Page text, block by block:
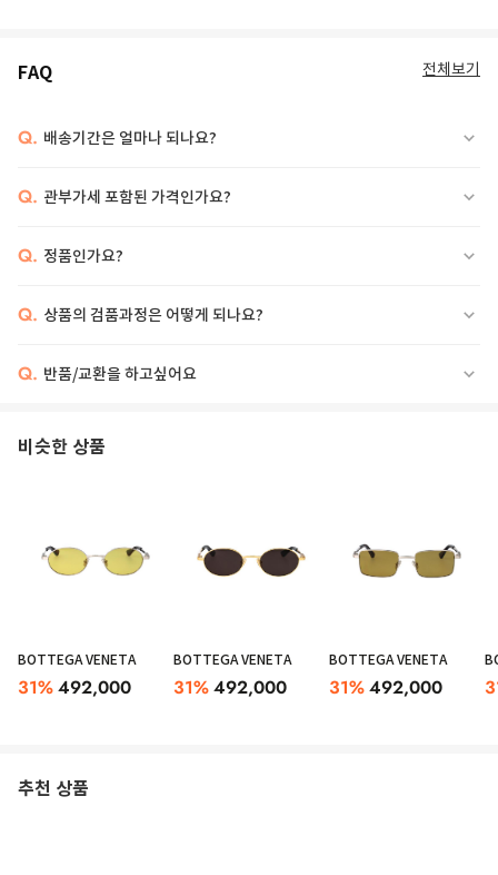
FAQ 전체보기
Q. 배송기간은 얼마나 되나요?
Q. 관부가세 포함된 가격인가요?
Q. 정품인가요?
Q. 상품의 검품과정은 어떻게 되나요?
Q. 반품/교환을 하고싶어요
비슷한 상품
BOTTEGA VENETA
31%492,000
BOTTEGA VENETA
31%492,000
BOTTEGA VENETA
31%492,000
추천 상품